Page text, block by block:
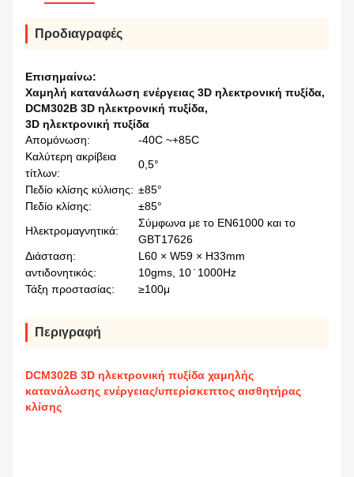
Προδιαγραφές
Επισημαίνω:
Χαμηλή κατανάλωση ενέργειας 3D ηλεκτρονική πυξίδα,
DCM302B 3D ηλεκτρονική πυξίδα,
3D ηλεκτρονική πυξίδα
Απομόνωση:
-40C ~+85C
Καλύτερη ακρίβεια
τίτλων:
0,5°
Πεδίο κλίσης κύλισης: ±85°
Πεδίο κλίσης:
±85°
Ηλεκτρομαγνητικά:
Σύμφωνα με το EN61000 και το
GBT17626
Διάσταση:
L60 × W59 × H33mm
αντιδονητικός:
10gms, 10 ̇ 1000Hz
Τάξη προστασίας:
≥100μ
Περιγραφή
DCM302B 3D ηλεκτρονική πυξίδα χαμηλής
κατανάλωσης ενέργειας/υπερίσκεπτος αισθητήρας
κλίσης